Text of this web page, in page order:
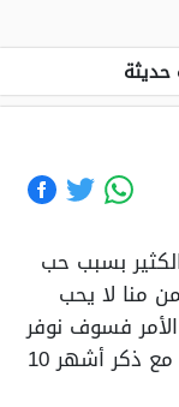
بسبب حب
منا لا يحب
فسوف نوفر
لك شخصيات كرتونية مشهورة وحديثة، مع ذكر أشهر 10